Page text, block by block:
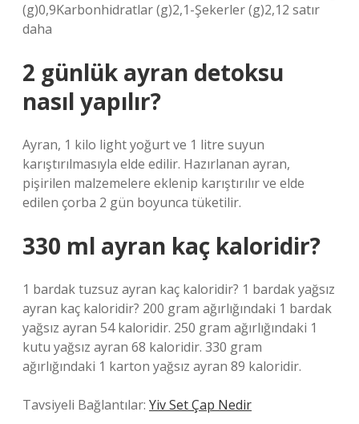
(g)0,9Karbonhidratlar (g)2,1-Şekerler (g)2,12 satır
daha
2 günlük ayran detoksu
nasıl yapılır?
Ayran, 1 kilo light yoğurt ve 1 litre suyun
karıştırılmasıyla elde edilir. Hazırlanan ayran,
pişirilen malzemelere eklenip karıştırılır ve elde
edilen çorba 2 gün boyunca tüketilir.
330 ml ayran kaç kaloridir?
1 bardak tuzsuz ayran kaç kaloridir? 1 bardak yağsız
ayran kaç kaloridir? 200 gram ağırlığındaki 1 bardak
yağsız ayran 54 kaloridir. 250 gram ağırlığındaki 1
kutu yağsız ayran 68 kaloridir. 330 gram
ağırlığındaki 1 karton yağsız ayran 89 kaloridir.
Tavsiyeli Bağlantılar: Yiv Set Çap Nedir